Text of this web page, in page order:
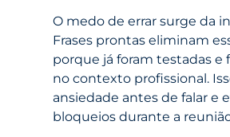
O medo de errar surge da
Frases prontas eliminam
porque já foram testadas e
no contexto profissional.
ansiedade antes de falar e
bloqueios durante a